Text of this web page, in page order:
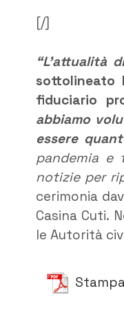
[/]
“L’attualità
sottolineato
fiduciario
abbiamo
essere
pandemia e
notizie per
cerimonia
Casina Cuti.
le Autorità